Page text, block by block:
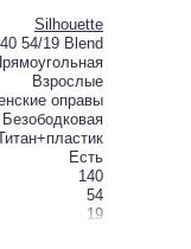
Silhouette
54/19 Blend
Взрослые
оправы
Безободковая
Есть
140
54
19